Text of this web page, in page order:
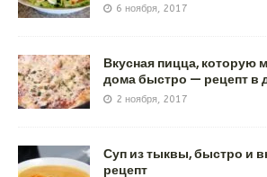
6 ноября, 2017
Вкусная пицца, которую
дома быстро — рецепт в
2 ноября, 2017
Суп из тыквы, быстро и
рецепт